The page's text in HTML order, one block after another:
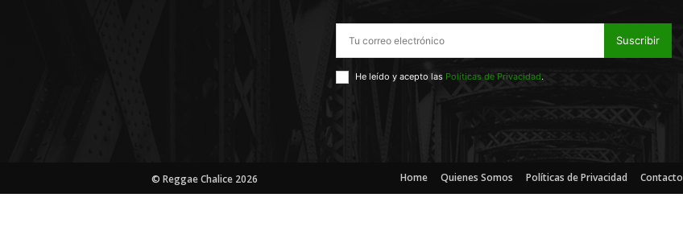
Suscribir
He leído y acepto las Políticas de Privacidad.
© Reggae Chalice 2026 Home Quienes Somos Políticas de Privacidad Contacto